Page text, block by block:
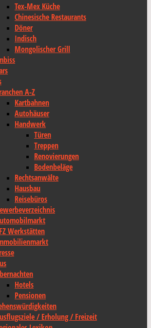
Tex-Mex Küche
Chinesische Restaurants
Döner
Indisch
Mongolischer Grill
A-Z
Kartbahnen
Autohäuser
Handwerk
Türen
Treppen
Renovierungen
Bodenbeläge
Rechtsanwälte
Hausbau
Reisebüros
Werkstätten
Hotels
Pensionen
/ Erholung / Freizeit